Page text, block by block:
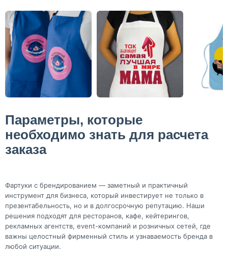
Параметры, которые
необходимо знать для расчета
заказа
Фартуки с брендированием — заметный и практичный
инструмент для бизнеса, который инвестирует не только в
презентабельность, но и в долгосрочную репутацию. Наши
решения подходят для ресторанов, кафе, кейтерингов,
рекламных агентств, event-компаний и розничных сетей, где
важны целостный фирменный стиль и узнаваемость бренда в
любой ситуации.